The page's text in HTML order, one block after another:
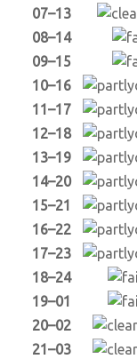
07–13
08–14
09–15
10–16
11–17
12–18
13–19
14–20
15–21
16–22
17–23
18–24
19–01
20–02
21–03